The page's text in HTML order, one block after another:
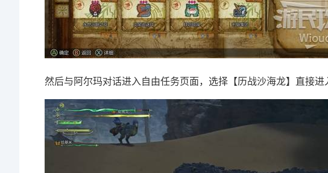
然后与阿尔玛对话进入自由任务页面，选择【历战沙海龙】直接